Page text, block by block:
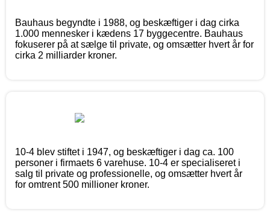
Bauhaus begyndte i 1988, og beskæftiger i dag cirka
1.000 mennesker i kædens 17 byggecentre. Bauhaus
fokuserer på at sælge til private, og omsætter hvert år for
cirka 2 milliarder kroner.
10-4 blev stiftet i 1947, og beskæftiger i dag ca. 100
personer i firmaets 6 varehuse. 10-4 er specialiseret i
salg til private og professionelle, og omsætter hvert år
for omtrent 500 millioner kroner.